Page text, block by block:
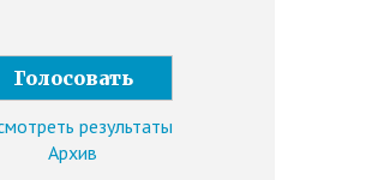
результаты
Архив